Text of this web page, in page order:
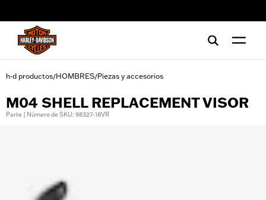
h-d productos/HOMBRES/Piezas y accesorios
M04 SHELL REPLACEMENT VISOR
Parte | Número de SKU: 98327-18VR